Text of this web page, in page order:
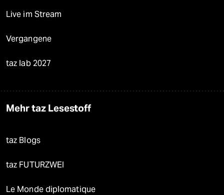
Live im Stream
Vergangene
taz lab 2027
Mehr taz Lesestoff
taz Blogs
taz FUTURZWEI
Le Monde diplomatique